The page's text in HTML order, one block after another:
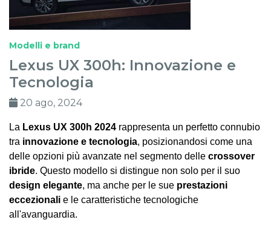
Modelli e brand
Lexus UX 300h: Innovazione e
Tecnologia
20 ago, 2024
La Lexus UX 300h 2024 rappresenta un perfetto connubio
tra innovazione e tecnologia, posizionandosi come una
delle opzioni più avanzate nel segmento delle crossover
ibride. Questo modello si distingue non solo per il suo
design elegante, ma anche per le sue prestazioni
eccezionali e le caratteristiche tecnologiche
all'avanguardia.